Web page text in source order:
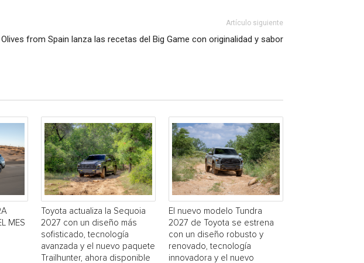
Artículo siguiente
Olives from Spain lanza las recetas del Big Game con originalidad y sabor
MES
Toyota actualiza la Sequoia
2027 con un diseño más
sofisticado, tecnología
avanzada y el nuevo paquete
Trailhunter, ahora disponible
El nuevo modelo Tundra
2027 de Toyota se estrena
con un diseño robusto y
renovado, tecnología
innovadora y el nuevo